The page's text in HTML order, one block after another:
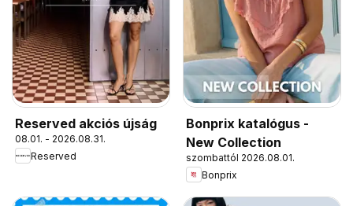
Reserved akciós újság
08.01. - 2026.08.31.
Reserved
Bonprix katalógus -
New Collection
szombattól 2026.08.01.
Bonprix